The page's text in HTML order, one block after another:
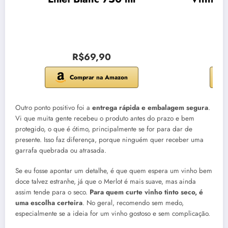
R$69,90
Comprar na Amazon
Outro ponto positivo foi a entrega rápida e embalagem segura.
Vi que muita gente recebeu o produto antes do prazo e bem
protegido, o que é ótimo, principalmente se for para dar de
presente. Isso faz diferença, porque ninguém quer receber uma
garrafa quebrada ou atrasada.
Se eu fosse apontar um detalhe, é que quem espera um vinho bem
doce talvez estranhe, já que o Merlot é mais suave, mas ainda
assim tende para o seco. Para quem curte vinho tinto seco, é
uma escolha certeira. No geral, recomendo sem medo,
especialmente se a ideia for um vinho gostoso e sem complicação.